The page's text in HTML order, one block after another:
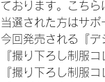
ております。こちら
当選された方はサ
今回発売される『
『撮り下ろし制服
『撮り下ろし制服